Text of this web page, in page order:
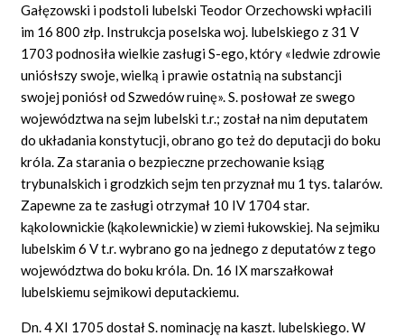
Gałęzowski i podstoli lubelski Teodor Orzechowski wpłacili
im 16 800 złp. Instrukcja poselska woj. lubelskiego z 31 V
1703 podnosiła wielkie zasługi S-ego, który «ledwie zdrowie
uniósłszy swoje, wielką i prawie ostatnią na substancji
swojej poniósł od Szwedów ruinę». S. posłował ze swego
województwa na sejm lubelski t.r.; został na nim deputatem
do układania konstytucji, obrano go też do deputacji do boku
króla. Za starania o bezpieczne przechowanie ksiąg
trybunalskich i grodzkich sejm ten przyznał mu 1 tys. talarów.
Zapewne za te zasługi otrzymał 10 IV 1704 star.
kąkolownickie (kąkolewnickie) w ziemi łukowskiej. Na sejmiku
lubelskim 6 V t.r. wybrano go na jednego z deputatów z tego
województwa do boku króla. Dn. 16 IX marszałkował
lubelskiemu sejmikowi deputackiemu.
Dn. 4 XI 1705 dostał S. nominację na kaszt. lubelskiego. W